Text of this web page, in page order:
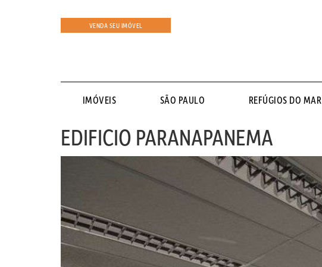
VENDA SEU IMÓVEL
IMÓVEIS SÃO PAULO REFÚGIOS DO MAR
EDIFICIO PARANAPANEMA